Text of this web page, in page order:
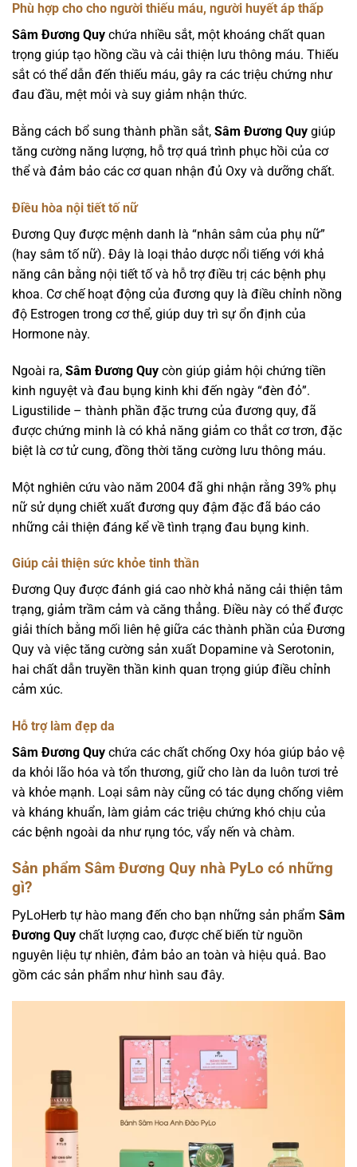
Phù hợp cho cho người thiếu máu, người huyết áp thấp
Sâm Đương Quy chứa nhiều sắt, một khoáng chất quan
trọng giúp tạo hồng cầu và cải thiện lưu thông máu. Thiếu
sắt có thể dẫn đến thiếu máu, gây ra các triệu chứng như
đau đầu, mệt mỏi và suy giảm nhận thức.
Bằng cách bổ sung thành phần sắt, Sâm Đương Quy giúp
tăng cường năng lượng, hỗ trợ quá trình phục hồi của cơ
thể và đảm bảo các cơ quan nhận đủ Oxy và dưỡng chất.
Điều hòa nội tiết tố nữ
Đương Quy được mệnh danh là “nhân sâm của phụ nữ”
(hay sâm tố nữ). Đây là loại thảo dược nổi tiếng với khả
năng cân bằng nội tiết tố và hỗ trợ điều trị các bệnh phụ
khoa. Cơ chế hoạt động của đương quy là điều chỉnh nồng
độ Estrogen trong cơ thể, giúp duy trì sự ổn định của
Hormone này.
Ngoài ra, Sâm Đương Quy còn giúp giảm hội chứng tiền
kinh nguyệt và đau bụng kinh khi đến ngày “đèn đỏ”.
Ligustilide – thành phần đặc trưng của đương quy, đã
được chứng minh là có khả năng giảm co thắt cơ trơn, đặc
biệt là cơ tử cung, đồng thời tăng cường lưu thông máu.
Một nghiên cứu vào năm 2004 đã ghi nhận rằng 39% phụ
nữ sử dụng chiết xuất đương quy đậm đặc đã báo cáo
những cải thiện đáng kể về tình trạng đau bụng kinh.
Giúp cải thiện sức khỏe tinh thần
Đương Quy được đánh giá cao nhờ khả năng cải thiện tâm
trạng, giảm trầm cảm và căng thẳng. Điều này có thể được
giải thích bằng mối liên hệ giữa các thành phần của Đương
Quy và việc tăng cường sản xuất Dopamine và Serotonin,
hai chất dẫn truyền thần kinh quan trọng giúp điều chỉnh
cảm xúc.
Hỗ trợ làm đẹp da
Sâm Đương Quy chứa các chất chống Oxy hóa giúp bảo vệ
da khỏi lão hóa và tổn thương, giữ cho làn da luôn tươi trẻ
và khỏe mạnh. Loại sâm này cũng có tác dụng chống viêm
và kháng khuẩn, làm giảm các triệu chứng khó chịu của
các bệnh ngoài da như rụng tóc, vẩy nến và chàm.
Sản phẩm Sâm Đương Quy nhà PyLo có những
gì?
PyLoHerb tự hào mang đến cho bạn những sản phẩm Sâm
Đương Quy chất lượng cao, được chế biến từ nguồn
nguyên liệu tự nhiên, đảm bảo an toàn và hiệu quả. Bao
gồm các sản phẩm như hình sau đây.